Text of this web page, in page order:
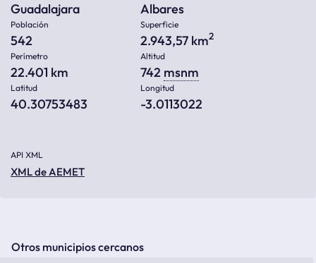
Guadalajara Albares
Población
542
Superficie
2.943,57 km2
Perímetro
22.401 km
Altitud
742 msnm
Latitud
40.30753483
Longitud
-3.0113022
API XML
XML de AEMET
Otros municipios cercanos